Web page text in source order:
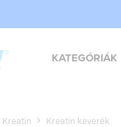
KATEGÓRIÁK
Kreatin Kreatin keverék